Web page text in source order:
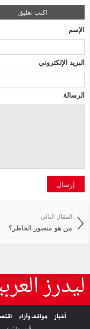
اكتب تعليق
الإسم
البريد الإلكتروني
الرسالة
إرسال
المقال التالي
من هو منصور الخاطر؟
ليدرز
أخبار مواقف وآراء